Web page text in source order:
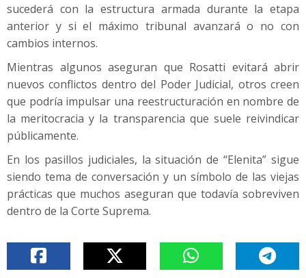
sucederá con la estructura armada durante la etapa
anterior y si el máximo tribunal avanzará o no con
cambios internos.
Mientras algunos aseguran que Rosatti evitará abrir
nuevos conflictos dentro del Poder Judicial, otros creen
que podría impulsar una reestructuración en nombre de
la meritocracia y la transparencia que suele reivindicar
públicamente.
En los pasillos judiciales, la situación de “Elenita” sigue
siendo tema de conversación y un símbolo de las viejas
prácticas que muchos aseguran que todavía sobreviven
dentro de la Corte Suprema.